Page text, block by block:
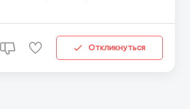
Германии в городе Бад-Кроцинген
Откликнуться